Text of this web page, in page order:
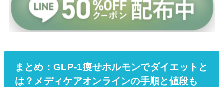
まとめ：GLP-1痩せホルモンでダイエットと
は？メディケアオンラインの手順と値段も